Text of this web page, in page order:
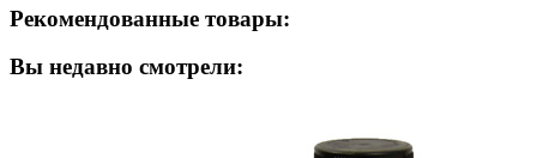
Рекомендованные товары:
Вы недавно смотрели: